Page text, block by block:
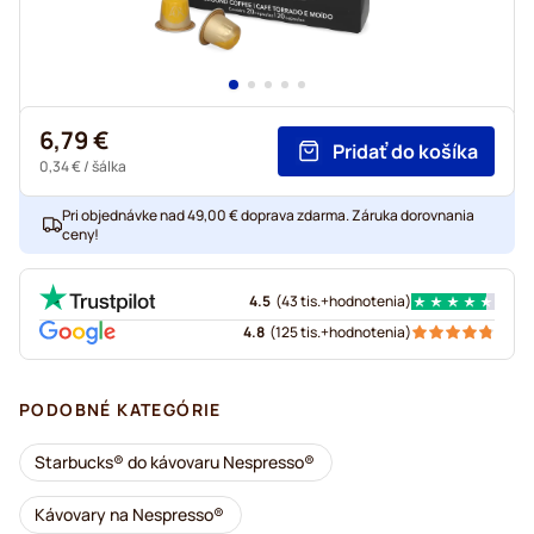
6,79 €
0,34 €/ šálka
Pridať do košíka
Pri objednávke nad 49,00 € doprava zdarma. Záruka dorovnania
ceny!
4.5 (43 tis.+hodnotenia)
4.8 (125 tis.+hodnotenia)
PODOBNÉ KATEGÓRIE
Starbucks® do kávovaru Nespresso®
Kávovary na Nespresso®